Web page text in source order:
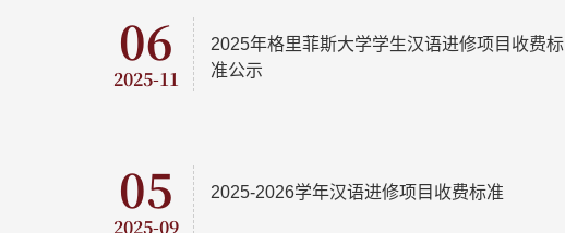
06
2025-11
2025年格里菲斯大学学生汉语进修项目收费标
准公示
05
2025-09
2025-2026学年汉语进修项目收费标准